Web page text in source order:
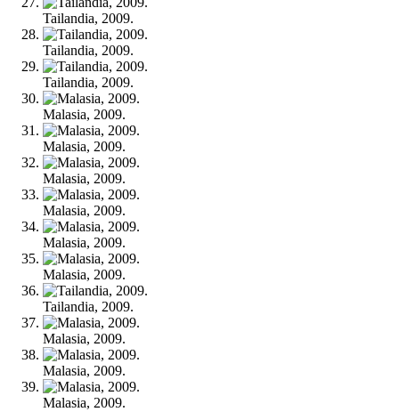
Tailandia, 2009.
Tailandia, 2009.
Tailandia, 2009.
Malasia, 2009.
Malasia, 2009.
Malasia, 2009.
Malasia, 2009.
Malasia, 2009.
Malasia, 2009.
Tailandia, 2009.
Malasia, 2009.
Malasia, 2009.
Malasia, 2009.